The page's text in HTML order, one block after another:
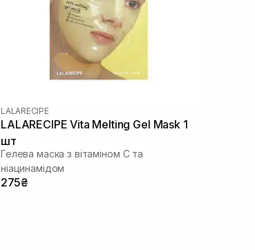
LALARECIPE
LALARECIPE Vita Melting Gel Mask 1
шт
Гелева маска з вітаміном С та
ніацинамідом
275₴